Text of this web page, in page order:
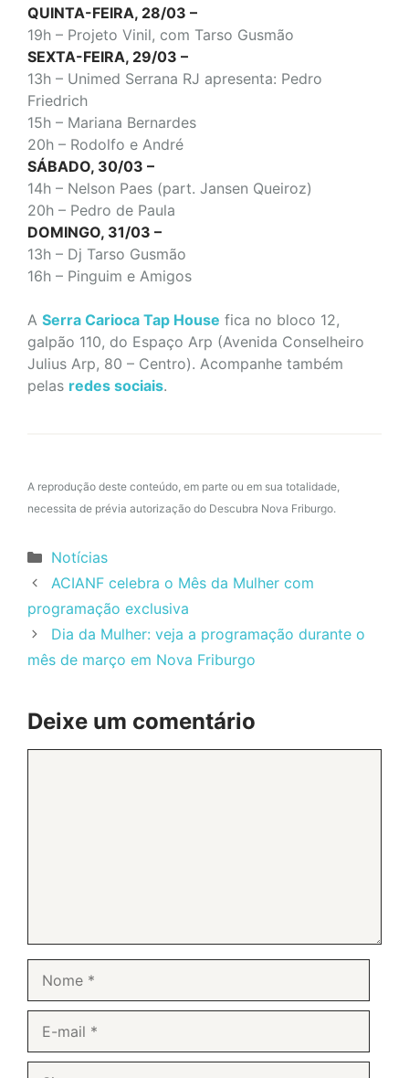
QUINTA-FEIRA, 28/03 –
19h – Projeto Vinil, com Tarso Gusmão
SEXTA-FEIRA, 29/03 –
13h – Unimed Serrana RJ apresenta: Pedro
Friedrich
15h – Mariana Bernardes
20h – Rodolfo e André
SÁBADO, 30/03 –
14h – Nelson Paes (part. Jansen Queiroz)
20h – Pedro de Paula
DOMINGO, 31/03 –
13h – Dj Tarso Gusmão
16h – Pinguim e Amigos
A Serra Carioca Tap House fica no bloco 12,
galpão 110, do Espaço Arp (Avenida Conselheiro
Julius Arp, 80 – Centro). Acompanhe também
pelas redes sociais.
A reprodução deste conteúdo, em parte ou em sua totalidade,
necessita de prévia autorização do Descubra Nova Friburgo.
Categorias
Notícias
ACIANF celebra o Mês da Mulher com
programação exclusiva
Dia da Mulher: veja a programação durante o
mês de março em Nova Friburgo
Deixe um comentário
mail